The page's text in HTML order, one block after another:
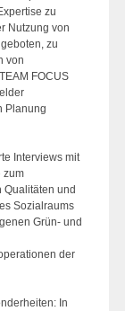
zu
Nutzung von
zu
von
FOCUS
Planung
Interviews mit
zum
Qualitäten und
Sozialraums
Grün- und
der
In